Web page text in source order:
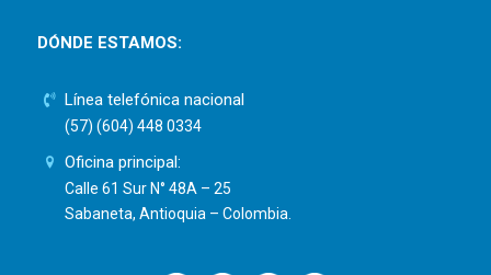
DÓNDE ESTAMOS:
Línea telefónica nacional
(57) (604) 448 0334
Oficina principal:
Calle 61 Sur N° 48A – 25
Sabaneta, Antioquia – Colombia.